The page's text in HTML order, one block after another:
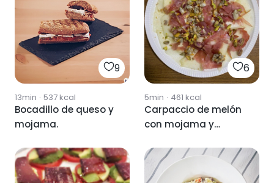
9
13min · 537kcal
Bocadillo de queso y
mojama.
6
5min · 461 kcal
Carpaccio de melón
con mojama y
berberechos 🍈🦪